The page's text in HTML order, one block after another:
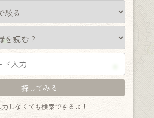
しなくても検索できるよ！